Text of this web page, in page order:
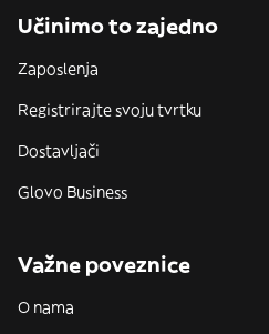
Učinimo to zajedno
Zaposlenja
Registrirajte svoju tvrtku
Dostavljači
Glovo Business
Važne poveznice
O nama